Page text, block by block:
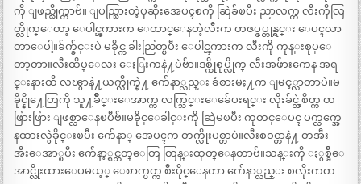
ကို ျဖည္လိုက္တာဗ်။ ျပည္သြားတဲ့ပုဆိုးအေပၚစကို ဆြဲခ်ၿပီး ညာလက္က လီးကိုလြ
တ္လိုက္ေတာ့ ေပါင္ၾကားက ေထာင္ေနတဲ့လီးက တဇပ္ဇပ္တုန္ရင္း ေပၚလာ
တာေပါ့။ခ်က္ခ်င္းပဲ မခိုင္က ခါးညြတ္ၿပီး ေပါင္ၾကားက လီးကို ကုန္းစုပ္ေ
တာ့တာ။လီးထိပ္ေလး ေႏြးကနဲ႔ပဲဗ်ာ။ဒစ္ကိုစုပ္လိုက္ လီးအဖ်ားကေန အရ
င္းနားထိ လၽွာနဲ႔ယက္လိုက္နဲ႔ က်ေနာ္လည္း ခံစားမႈ႔က ျမင့္လာတာပဲ။မ
ခိုင္နို႔ေတြကို သူ႔ခ်ိဳင္းေအာက္က လက္သြင္းေခ်ေပးရင္း လိုးခ်င္တဲ့စိတ္က တ
ဖြားဖြား ျဖစ္လာေနၿပီဗ်။မခိုင္ေခါင္းကို ဆြဲမၿပီး ကုတင္ေပၚ ပက္လက္အေ
နထားလွဲခိုင္းၿပီး က်ေနာ္ အေပၚက တက္လိုးပစ္တာပဲ။လီးစဝင္တာနဲ႔ တအီး
အီးေအာ္ၿပီး က်ေနာ့္ရင္ဘတ္ေတြ တြန္းထုတ္ေနတာဗ်။သန္းကို ႏွစ္ခ်ီေ
အာင္လိုးထားေပမယ့္ ေစာက္ပတ္က စီးပိုင္ေနတာ က်ေနာ္လည္း စလိုးကတ